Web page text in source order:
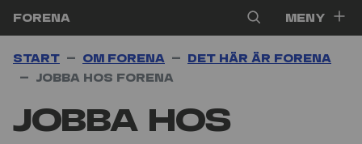
Forena Meny
Start Om Forena
Det här är Forena
Jobba hos Forena
Jobba hos